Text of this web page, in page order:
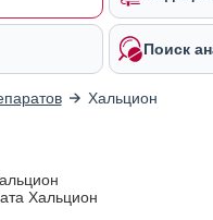
Поиск
Хальцион
Хальцион